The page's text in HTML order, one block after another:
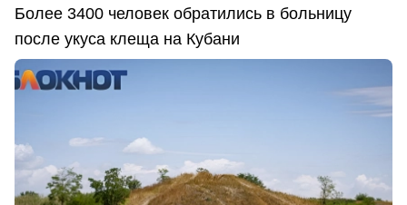
Более 3400 человек обратились в больницу
после укуса клеща на Кубани